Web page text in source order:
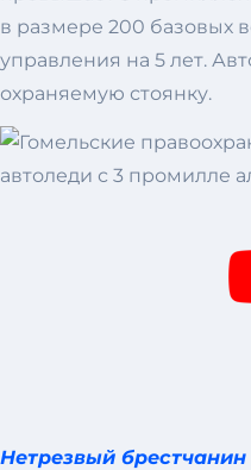
в размере 200 базовых
управления на 5 лет.
охраняемую стоянку.
Нетрезвый